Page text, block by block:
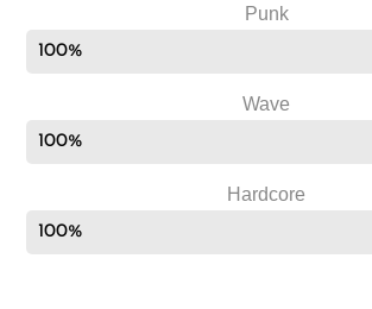
Punk
100%
Wave
100%
Hardcore
100%